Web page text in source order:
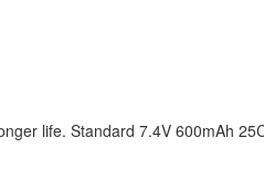
life. Standard 7.4V 600mAh